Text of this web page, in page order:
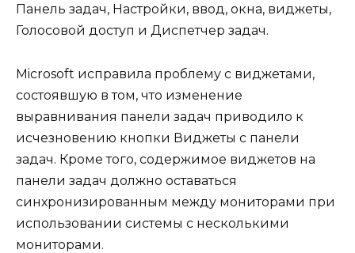
Панель задач, Настройки, ввод, окна, виджеты,
Голосовой доступ и Диспетчер задач.
Microsoft исправила проблему с виджетами,
состоявшую в том, что изменение
выравнивания панели задач приводило к
исчезновению кнопки Виджеты с панели
задач. Кроме того, содержимое виджетов на
панели задач должно оставаться
синхронизированным между мониторами при
использовании системы с несколькими
мониторами.